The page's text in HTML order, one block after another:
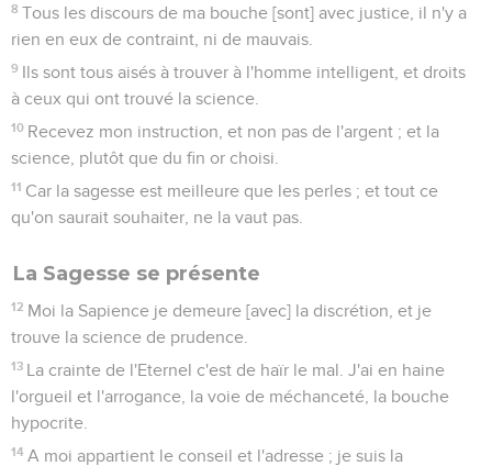
8 Tous les discours de ma bouche [sont] avec justice, il n'y a
rien en eux de contraint, ni de mauvais.
9 Ils sont tous aisés à trouver à l'homme intelligent, et droits
à ceux qui ont trouvé la science.
10 Recevez mon instruction, et non pas de l'argent ; et la
science, plutôt que du fin or choisi.
11 Car la sagesse est meilleure que les perles ; et tout ce
qu'on saurait souhaiter, ne la vaut pas.
La Sagesse se présente
12 Moi la Sapience je demeure [avec] la discrétion, et je
trouve la science de prudence.
13 La crainte de l'Eternel c'est de haïr le mal. J'ai en haine
l'orgueil et l'arrogance, la voie de méchanceté, la bouche
hypocrite.
14 A moi appartient le conseil et l'adresse ; je suis la